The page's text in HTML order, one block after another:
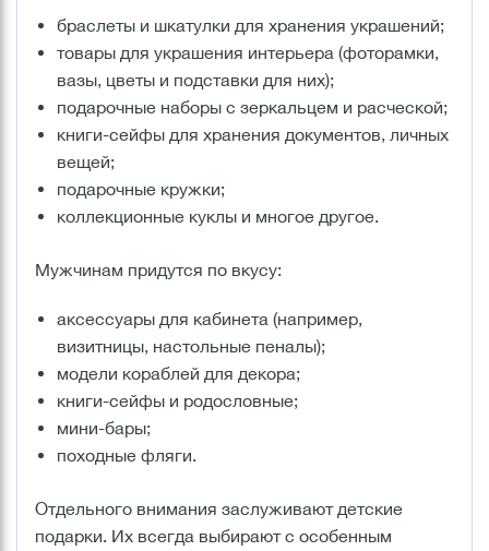
браслеты и шкатулки для хранения украшений;
товары для украшения интерьера (фоторамки,
вазы, цветы и подставки для них);
подарочные наборы с зеркальцем и расческой;
книги-сейфы для хранения документов, личных
вещей;
подарочные кружки;
коллекционные куклы и многое другое.
Мужчинам придутся по вкусу:
аксессуары для кабинета (например,
визитницы, настольные пеналы);
модели кораблей для декора;
книги-сейфы и родословные;
мини-бары;
походные фляги.
Отдельного внимания заслуживают детские
подарки. Их всегда выбирают с особенным